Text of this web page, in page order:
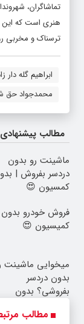
تماشاگران،
هنری است که این
ترسناک و مخربی
ابراهیم گله دار
محمدجواد حق
مطالب پیشنهادی
ماشینت رو بدون
دردسر بفروش |
کمسیون 😍
فروش خودرو بدون
کمیسیون 😍
میخوایی ماشینت
بدون دردسر
بفروشی؟ بدون
مطالب